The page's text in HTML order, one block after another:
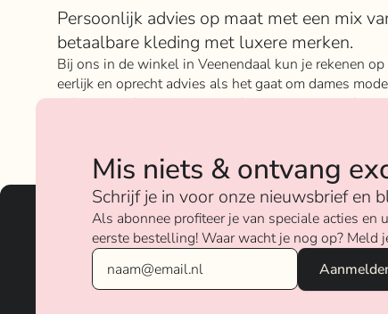
Over Rokje Klokje
Persoonlijk advies op maat met een mix
betaalbare kleding met luxere merken.
Bij ons in de winkel in Veenendaal kun je rekenen op
eerlijk en oprecht advies als het gaat om dames
geloven sterk in ons concept; het mixen en matchen
Over ons
Mis niets & ontvang
Schrijf je in voor onze nieuwsbrief en
Als abonnee profiteer je van speciale acties
eerste bestelling! Waar wacht je nog op? Meld